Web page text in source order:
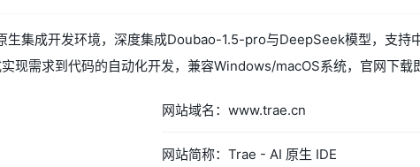
生集成开发环境，深度集成Doubao-1.5-pro与DeepSeek模型，支持
现需求到代码的自动化开发，兼容Windows/macOS系统，官网下载
网站域名：www.trae.cn
网站简称：Trae - AI 原生 IDE